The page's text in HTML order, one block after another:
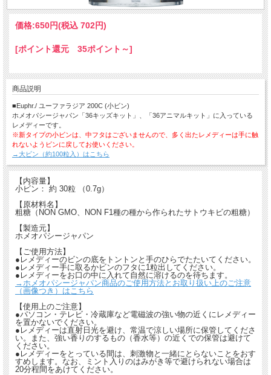
価格:650円(税込 702円)
[ポイント還元 35ポイント～]
商品説明
■Euphr./ ユーファラジア 200C (小ビン)
ホメオパシージャパン「36キッズキット」、「36アニマルキット」に入っている
レメディーです。
※新タイプの小ビンは、中フタはございませんので、多く出たレメディーは手に触
れないようビンに戻してお使いください。
→大ビン（約100粒入）はこちら
【内容量】
小ビン： 約 30粒 （0.7g）
【原材料名】
粗糖（NON GMO、NON F1種の種から作られたサトウキビの粗糖）
【製造元】
ホメオパシージャパン
【ご使用方法】
●レメディーのビンの底をトントンと手のひらでたたいてください。
●レメディー手に取るかビンのフタに1粒出してください。
●レメディーをお口の中に入れて自然に溶けるのを待ちます。
→ホメオパシージャパン商品のご使用方法とお取り扱い上のご注意
（画像つき）はこちら
【使用上のご注意】
●パソコン・テレビ・冷蔵庫など電磁波の強い物の近くにレメディー
を置かないでください。
●レメディーは直射日光を避け、常温で涼しい場所に保管してくださ
い。また、強い香りのするもの（香水等）の近くでの保管は避けて
ください。
●レメディーをとっている間は、刺激物と一緒にとらないことをおす
すめします。なお、ミント入りのはみがき等で避けられない場合は
20分程間をあけてください。